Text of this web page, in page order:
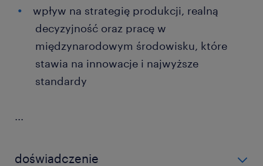
wpływ na strategię produkcji, realną
decyzyjność oraz pracę w
międzynarodowym środowisku, które
stawia na innowacje i najwyższe
standardy
...
doświadczenie